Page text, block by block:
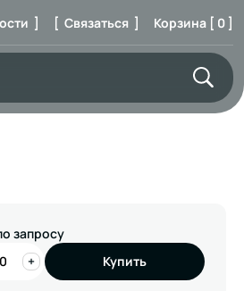
] [ Связаться ] Корзина [ 0 ]
запросу
+ Купить